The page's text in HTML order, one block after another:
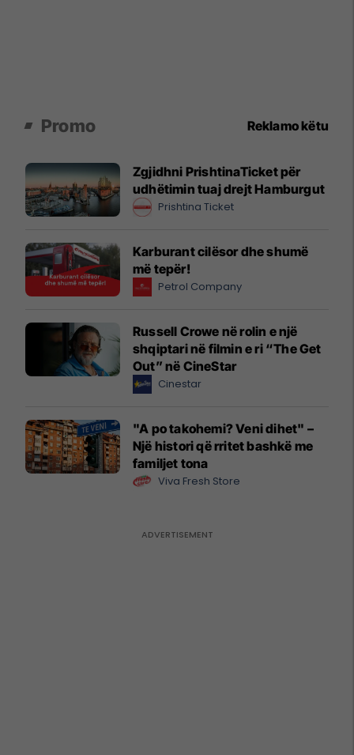
Promo Reklamo këtu
Zgjidhni PrishtinaTicket për
udhëtimin tuaj drejt Hamburgut
Prishtina Ticket
Karburant cilësor dhe shumë
më tepër!
Petrol Company
Russell Crowe në rolin e një
shqiptari në filmin e ri “The Get
Out” në CineStar
Cinestar
"A po takohemi? Veni dihet" –
Një histori që rritet bashkë me
familjet tona
Viva Fresh Store